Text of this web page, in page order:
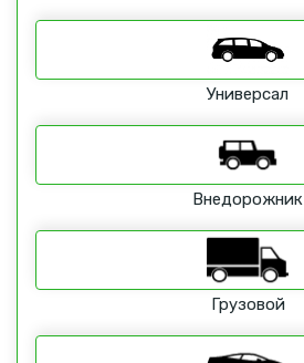
Универсал
Внедорожник
Грузовой